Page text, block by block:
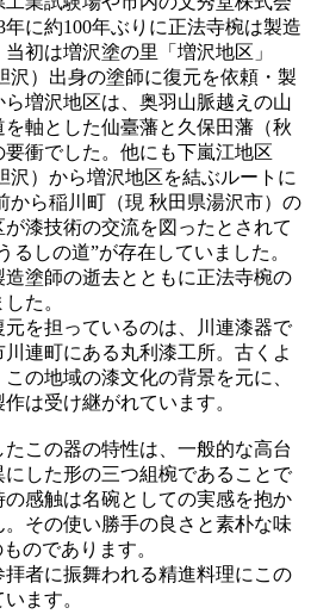
に約100年ぶりに正法寺椀は製造
初は増沢塗の里「増沢地区」
沢）出身の塗師に復元を依頼・製
増沢地区は、奥羽山脈越えの山
軸とした仙臺藩と久保田藩（秋
衝でした。他にも下嵐江地区
沢）から増沢地区を結ぶルートに
から稲川町（現 秋田県湯沢市）の
が漆技術の交流を図ったとされて
るしの道”が存在していました。
塗師の逝去とともに正法寺椀の
た。
を担っているのは、川連漆器で
連町にある丸利漆工所。古くよ
の地域の漆文化の背景を元に、
は受け継がれています。
この器の特性は、一般的な高台
した形の三つ組椀であることで
感触は名碗としての実感を抱か
その使い勝手の良さと素朴な味
のであります。
者に振舞われる精進料理にこの
ます。